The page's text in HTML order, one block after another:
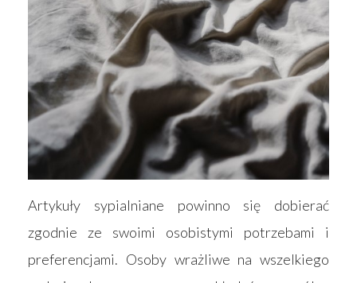
Artykuły sypialniane powinno się dobierać
zgodnie ze swoimi osobistymi potrzebami i
preferencjami. Osoby wrażliwe na wszelkiego